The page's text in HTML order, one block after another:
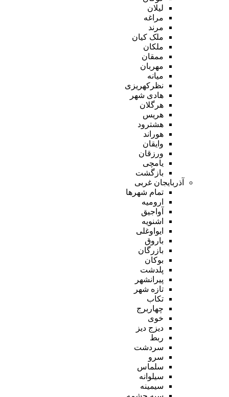
لیلان
مراغه
مرند
ملک کیان
ملکان
ممقان
مهربان
میانه
نظرکهریزی
هادی شهر
هرگلان
هریس
هشترود
هوراند
وایقان
ورزقان
یامچی
بازگشت
آذربایجان غربی
تمام شهر‌ها
ارومیه
آواجیق
اشنویه
ایواوغلی
باروق
بازرگان
بوکان
پلدشت
پیرانشهر
تازه شهر
تکاب
چهاربرج
خوی
دیزج دیز
ربط
سردشت
سرو
سلماس
سیلوانه
سیمینه